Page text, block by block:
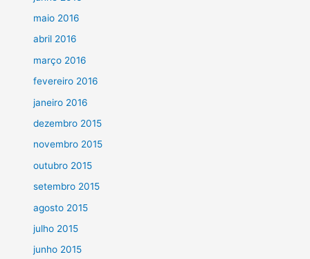
maio 2016
abril 2016
março 2016
fevereiro 2016
janeiro 2016
dezembro 2015
novembro 2015
outubro 2015
setembro 2015
agosto 2015
julho 2015
junho 2015